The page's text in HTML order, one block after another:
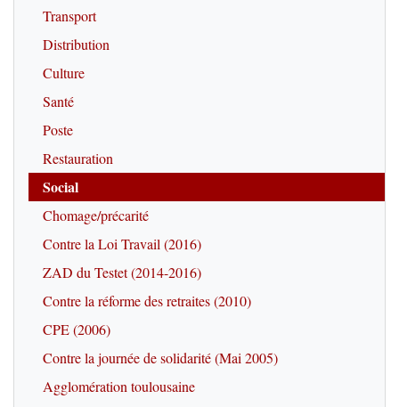
Transport
Distribution
Culture
Santé
Poste
Restauration
Social
Chomage/précarité
Contre la Loi Travail (2016)
ZAD du Testet (2014-2016)
Contre la réforme des retraites (2010)
CPE (2006)
Contre la journée de solidarité (Mai 2005)
Agglomération toulousaine